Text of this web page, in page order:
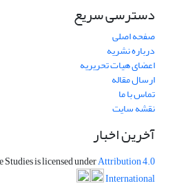
دسترسی سریع
صفحه اصلی
درباره نشریه
اعضای هیات تحریریه
ارسال مقاله
تماس با ما
نقشه سایت
آخرین اخبار
is licensed underAttribution 4.0
International